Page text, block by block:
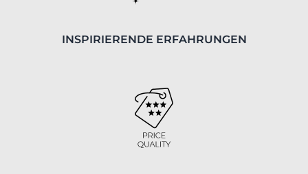
INSPIRIERENDE ERFAHRUNGEN